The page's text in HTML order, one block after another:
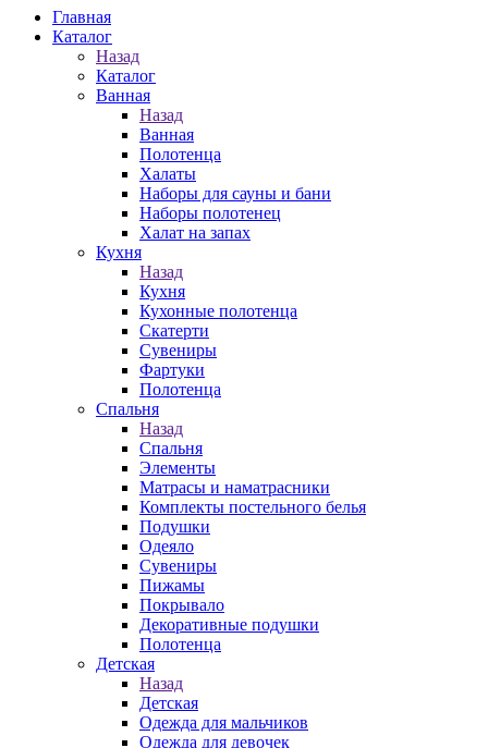
Главная
Каталог
Назад
Каталог
Ванная
Назад
Ванная
Полотенца
Халаты
Наборы для сауны и бани
Наборы полотенец
Халат на запах
Кухня
Назад
Кухня
Кухонные полотенца
Скатерти
Сувениры
Фартуки
Полотенца
Спальня
Назад
Спальня
Элементы
Матрасы и наматрасники
Комплекты постельного белья
Подушки
Одеяло
Сувениры
Пижамы
Покрывало
Декоративные подушки
Полотенца
Детская
Назад
Детская
Одежда для мальчиков
Одежда для девочек